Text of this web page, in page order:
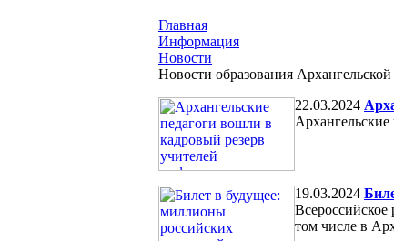
Главная
Информация
Новости
Новости образования Архангельской
22.03.2024
19.03.2024
том числе в